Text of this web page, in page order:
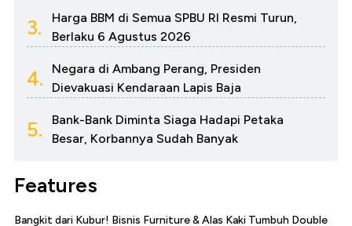
3.
Harga BBM di Semua SPBU RI Resmi Turun,
Berlaku 6 Agustus 2026
4.
Negara di Ambang Perang, Presiden
Dievakuasi Kendaraan Lapis Baja
5.
Bank-Bank Diminta Siaga Hadapi Petaka
Besar, Korbannya Sudah Banyak
Features
Bangkit dari Kubur! Bisnis Furniture & Alas Kaki Tumbuh Double